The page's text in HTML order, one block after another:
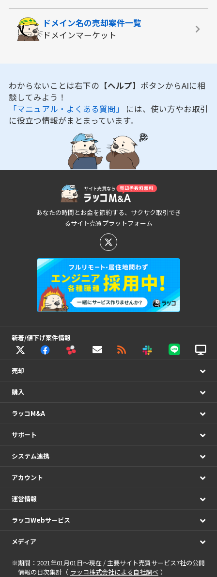
ドメイン名の売却案件一覧
ドメインマーケット
わからないことは右下の 【ヘルプ】 ボタンからAIに相
談してみよう！
「マニュアル・よくある質問」 には、使い方やお取引
に役立つ情報がまとまっています。
あなたの時間とお金を節約する、サクサク取引でき
るサイト売買プラットフォーム
新着/値下げ案件情報
売却
購入
ラッコM&A
サポート
システム連携
アカウント
運営情報
ラッコWebサービス
メディア
※期間：2021年01月01日～現在 / 主要サイト売買サービス7社の公開
情報の日次集計（ ラッコ株式会社による自社調べ ）